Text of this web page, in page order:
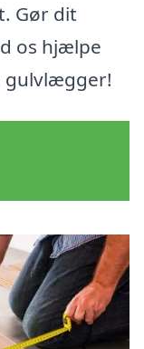
Gør dit
os hjælpe
gulvlægger!